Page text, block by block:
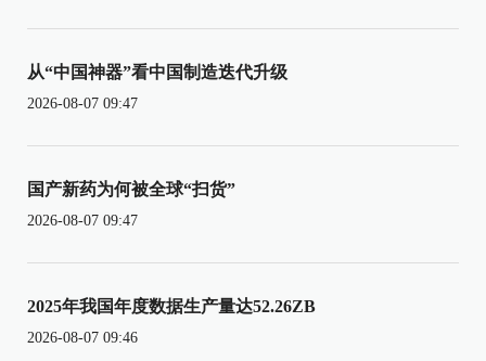
从“中国神器”看中国制造迭代升级
2026-08-07 09:47
国产新药为何被全球“扫货”
2026-08-07 09:47
2025年我国年度数据生产量达52.26ZB
2026-08-07 09:46